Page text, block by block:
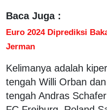
Baca Juga :
Euro 2024 Diprediksi
Jerman
Kelimanya adalah
tengah Willi Orban
tengah Andras